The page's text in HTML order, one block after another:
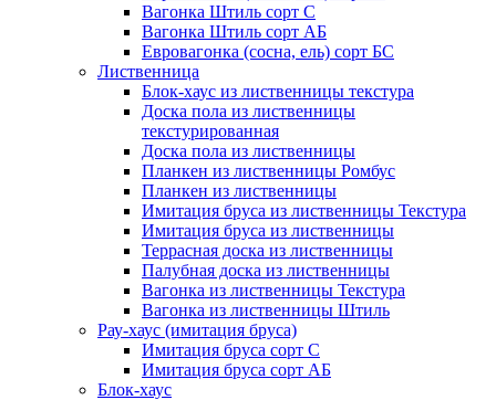
Вагонка Штиль сорт С
Вагонка Штиль сорт АБ
Евровагонка (сосна, ель) сорт БС
Лиственница
Блок-хаус из лиственницы текстура
Доска пола из лиственницы
текстурированная
Доска пола из лиственницы
Планкен из лиственницы Ромбус
Планкен из лиственницы
Имитация бруса из лиственницы Текстура
Имитация бруса из лиственницы
Террасная доска из лиственницы
Палубная доска из лиственницы
Вагонка из лиственницы Текстура
Вагонка из лиственницы Штиль
Рау-хаус (имитация бруса)
Имитация бруса сорт С
Имитация бруса сорт АБ
Блок-хаус